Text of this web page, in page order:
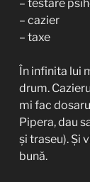
– testare
– cazier
– taxe
În infinita lui
drum.
mi fac
Pipera, dau
și traseu). Și
bună.